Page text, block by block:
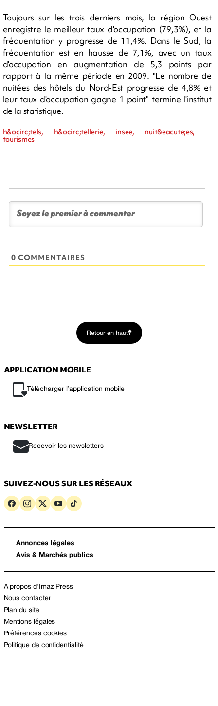
Toujours sur les trois derniers mois, la région Ouest
enregistre le meilleur taux d'occupation (79,3%), et la
fréquentation y progresse de 11,4%. Dans le Sud, la
fréquentation est en hausse de 7,1%, avec un taux
d'occupation en augmentation de 5,3 points par
rapport à la même période en 2009. "Le nombre de
nuitées des hôtels du Nord-Est progresse de 4,8% et
leur taux d'occupation gagne 1 point" termine l'institut
de la statistique.
h&ocirc;tels, h&ocirc;tellerie, insee, nuit&eacute;es,
tourismes
0 COMMENTAIRES
Retour en haut
APPLICATION MOBILE
Télécharger l’application mobile
NEWSLETTER
Recevoir les newsletters
SUIVEZ-NOUS SUR LES RÉSEAUX
Annonces légales
Avis & Marchés publics
A propos d’Imaz Press
Nous contacter
Plan du site
Mentions légales
Préférences cookies
Politique de confidentialité